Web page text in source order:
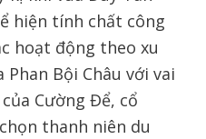
hiện tính chất công
hoạt động theo xu
Bội Châu với vai
Cường Để, cổ
thanh niên du